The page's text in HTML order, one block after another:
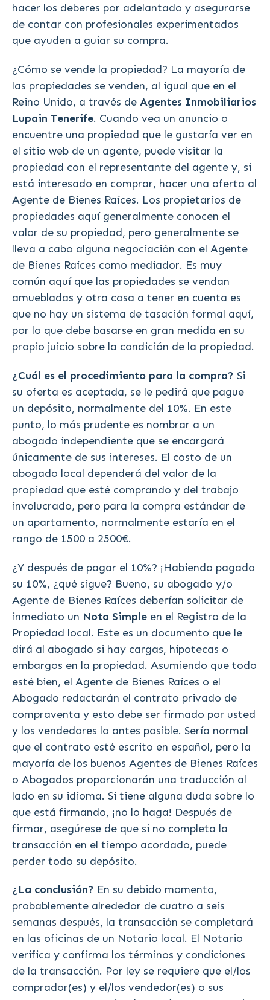
hacer los deberes por adelantado y asegurarse
de contar con profesionales experimentados
que ayuden a guiar su compra.
¿Cómo se vende la propiedad? La mayoría de
las propiedades se venden, al igual que en el
Reino Unido, a través de Agentes Inmobiliarios
Lupain Tenerife. Cuando vea un anuncio o
encuentre una propiedad que le gustaría ver en
el sitio web de un agente, puede visitar la
propiedad con el representante del agente y, si
está interesado en comprar, hacer una oferta al
Agente de Bienes Raíces. Los propietarios de
propiedades aquí generalmente conocen el
valor de su propiedad, pero generalmente se
lleva a cabo alguna negociación con el Agente
de Bienes Raíces como mediador. Es muy
común aquí que las propiedades se vendan
amuebladas y otra cosa a tener en cuenta es
que no hay un sistema de tasación formal aquí,
por lo que debe basarse en gran medida en su
propio juicio sobre la condición de la propiedad.
¿Cuál es el procedimiento para la compra? Si
su oferta es aceptada, se le pedirá que pague
un depósito, normalmente del 10%. En este
punto, lo más prudente es nombrar a un
abogado independiente que se encargará
únicamente de sus intereses. El costo de un
abogado local dependerá del valor de la
propiedad que esté comprando y del trabajo
involucrado, pero para la compra estándar de
un apartamento, normalmente estaría en el
rango de 1500 a 2500€.
¿Y después de pagar el 10%? ¡Habiendo pagado
su 10%, ¿qué sigue? Bueno, su abogado y/o
Agente de Bienes Raíces deberían solicitar de
inmediato un Nota Simple en el Registro de la
Propiedad local. Este es un documento que le
dirá al abogado si hay cargas, hipotecas o
embargos en la propiedad. Asumiendo que todo
esté bien, el Agente de Bienes Raíces o el
Abogado redactarán el contrato privado de
compraventa y esto debe ser firmado por usted
y los vendedores lo antes posible. Sería normal
que el contrato esté escrito en español, pero la
mayoría de los buenos Agentes de Bienes Raíces
o Abogados proporcionarán una traducción al
lado en su idioma. Si tiene alguna duda sobre lo
que está firmando, ¡no lo haga! Después de
firmar, asegúrese de que si no completa la
transacción en el tiempo acordado, puede
perder todo su depósito.
¿La conclusión? En su debido momento,
probablemente alrededor de cuatro a seis
semanas después, la transacción se completará
en las oficinas de un Notario local. El Notario
verifica y confirma los términos y condiciones
de la transacción. Por ley se requiere que el/los
comprador(es) y el/los vendedor(es) o sus